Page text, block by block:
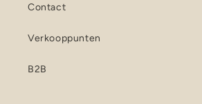
Contact
Verkooppunten
B2B